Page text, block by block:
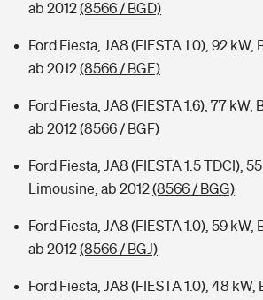
ab 2012(8566 / BGD)
Ford Fiesta, JA8 (FIESTA 1.0), 92 kW,
ab 2012(8566 / BGE)
Ford Fiesta, JA8 (FIESTA 1.6), 77 kW,
ab 2012(8566 / BGF)
Ford Fiesta, JA8 (FIESTA 1.5 TDCI),
Limousine, ab 2012(8566 / BGG)
Ford Fiesta, JA8 (FIESTA 1.0), 59 kW,
ab 2012(8566 / BGJ)
Ford Fiesta, JA8 (FIESTA 1.0), 48 kW,